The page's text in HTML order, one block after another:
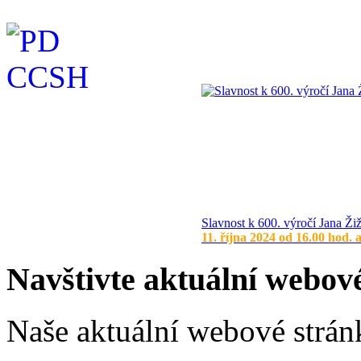
Slavnost k 600. výročí Jana
11. října 2024 od 16.00 hod.
Navštivte aktuální
Naše aktuální webové